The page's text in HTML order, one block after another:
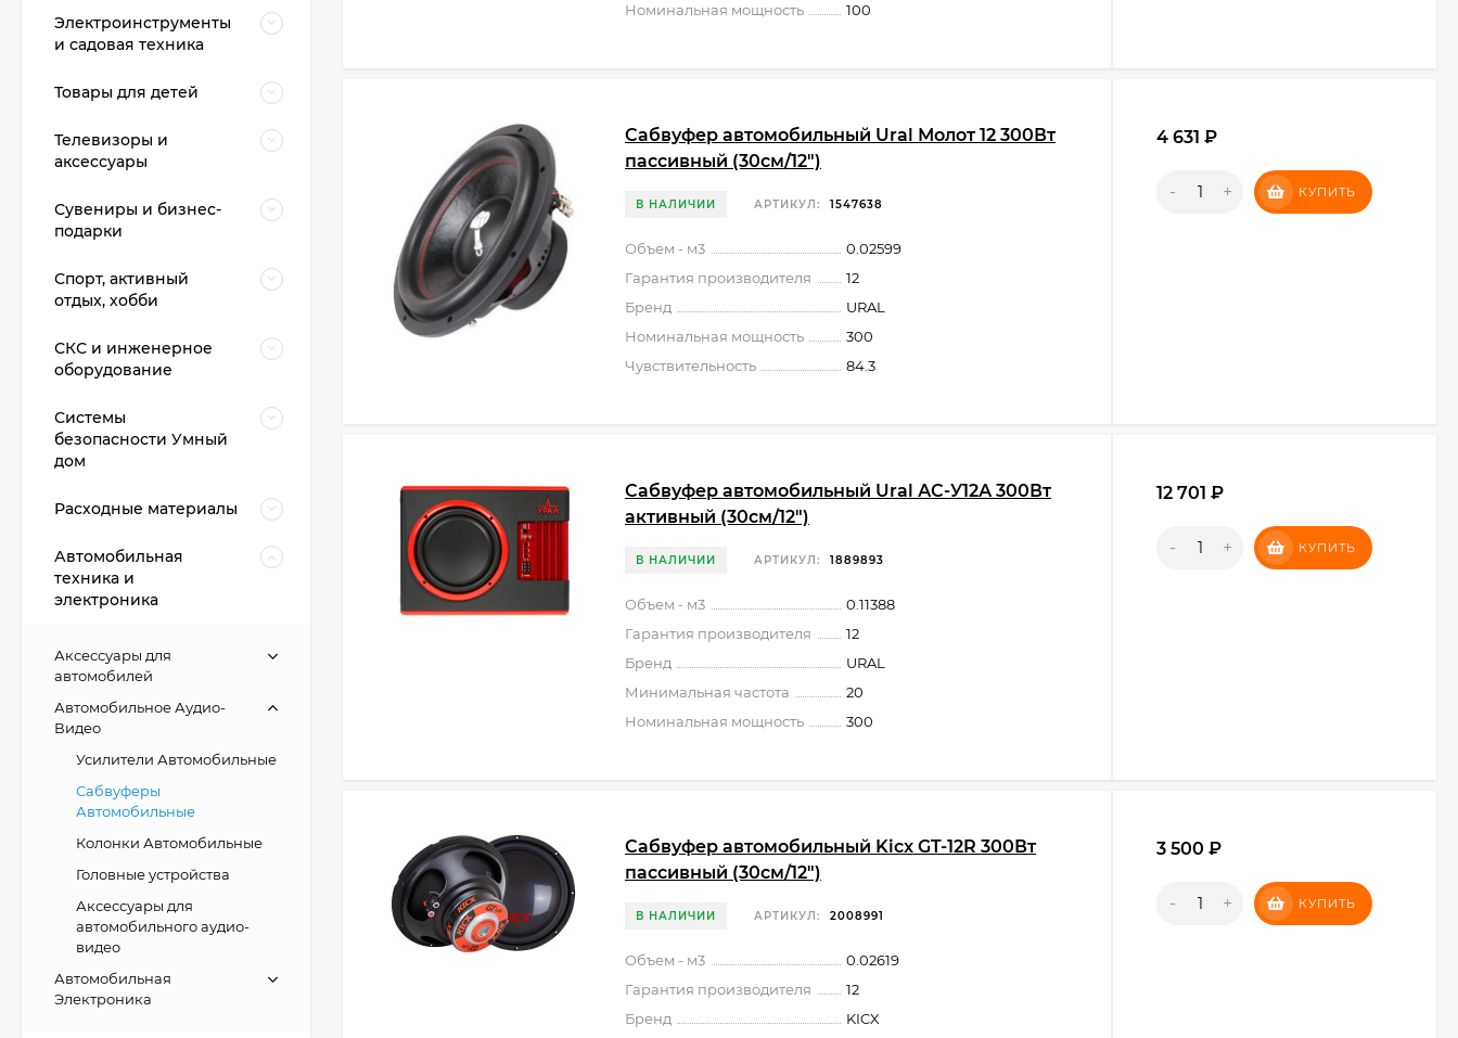
Номинальная мощность
100
Сабвуфер автомобильный Ural Молот 12 300Вт
пассивный (30см/12")
В НАЛИЧИИ АРТИКУЛ: 1547638
Объем - м3
0.02599
Гарантия производителя
12
Бренд
URAL
Номинальная мощность
300
Чувствительность
84.3
4 631 ₽
- + КУПИТЬ
Сабвуфер автомобильный Ural АС-У12А 300Вт
активный (30см/12")
В НАЛИЧИИ АРТИКУЛ: 1889893
Объем - м3
0.11388
Гарантия производителя
12
Бренд
URAL
Минимальная частота
20
Номинальная мощность
300
12 701 ₽
- + КУПИТЬ
Сабвуфер автомобильный Kicx GT-12R 300Вт
пассивный (30см/12")
В НАЛИЧИИ АРТИКУЛ: 2008991
Объем - м3
0.02619
Гарантия производителя
12
Бренд
KICX
3 500 ₽
- + КУПИТЬ
Электроинструменты
и садовая техника
Товары для детей
Телевизоры и
аксессуары
Сувениры и бизнес-
подарки
Спорт, активный
отдых, хобби
СКС и инженерное
оборудование
Системы
безопасности Умный
дом
Расходные материалы
Автомобильная
техника и
электроника
Аксессуары для
автомобилей
Автомобильное Аудио-
Видео
Усилители Автомобильные
Сабвуферы
Автомобильные
Колонки Автомобильные
Головные устройства
Аксессуары для
автомобильного аудио-
видео
Автомобильная
Электроника